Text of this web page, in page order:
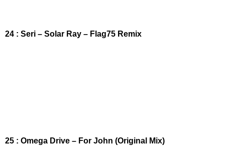
24 : Seri – Solar Ray – Flag75 Remix
25 : Omega Drive – For John (Original Mix)